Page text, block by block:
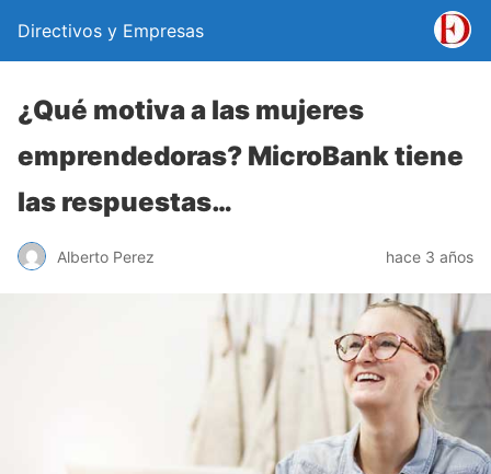
Directivos y Empresas
¿Qué motiva a las mujeres
emprendedoras? MicroBank tiene
las respuestas…
Alberto Perez hace 3 años